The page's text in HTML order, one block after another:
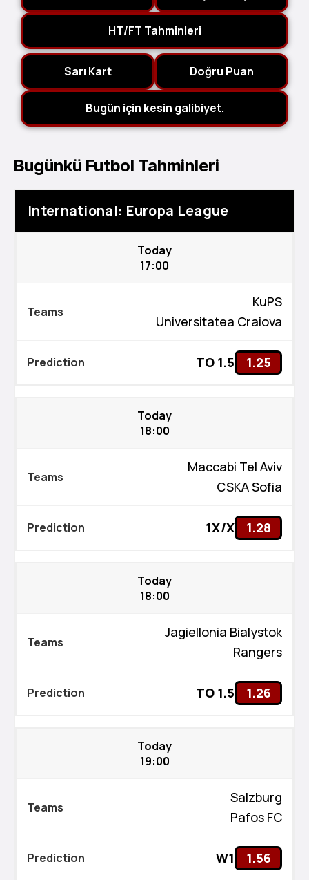
HT/FT Tahminleri
Sarı Kart Doğru Puan
Bugün için kesin galibiyet.
Bugünkü Futbol Tahminleri
International: Europa League
Today
17:00
KuPS
Universitatea Craiova
TO 1.5 1.25
Today
18:00
Maccabi Tel Aviv
CSKA Sofia
1X/X 1.28
Today
18:00
Jagiellonia Bialystok
Rangers
TO 1.5 1.26
Today
19:00
Salzburg
Pafos FC
W1 1.56